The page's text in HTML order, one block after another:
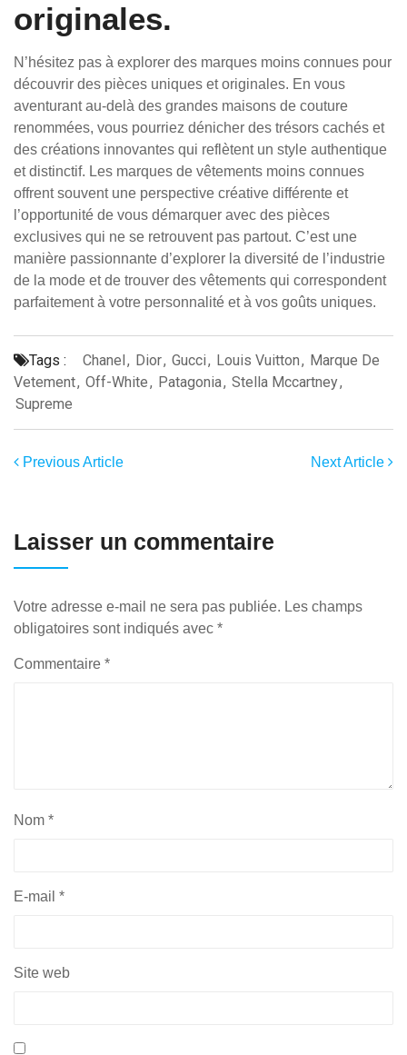
originales.
N’hésitez pas à explorer des marques moins connues pour
découvrir des pièces uniques et originales. En vous
aventurant au-delà des grandes maisons de couture
renommées, vous pourriez dénicher des trésors cachés et
des créations innovantes qui reflètent un style authentique
et distinctif. Les marques de vêtements moins connues
offrent souvent une perspective créative différente et
l’opportunité de vous démarquer avec des pièces
exclusives qui ne se retrouvent pas partout. C’est une
manière passionnante d’explorer la diversité de l’industrie
de la mode et de trouver des vêtements qui correspondent
parfaitement à votre personnalité et à vos goûts uniques.
Tags : Chanel, Dior, Gucci, Louis Vuitton, Marque De
Vetement, Off-White, Patagonia, Stella Mccartney,
Supreme
Previous Article Next Article
Laisser un commentaire
Votre adresse e-mail ne sera pas publiée. Les champs
obligatoires sont indiqués avec *
Commentaire *
Nom *
E-mail *
Site web